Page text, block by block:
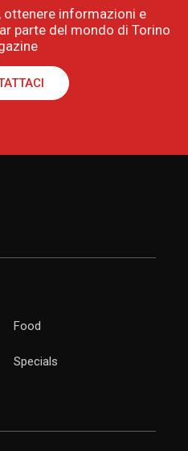
ottenere informazioni e
parte del mondo di Torino
Food
Specials